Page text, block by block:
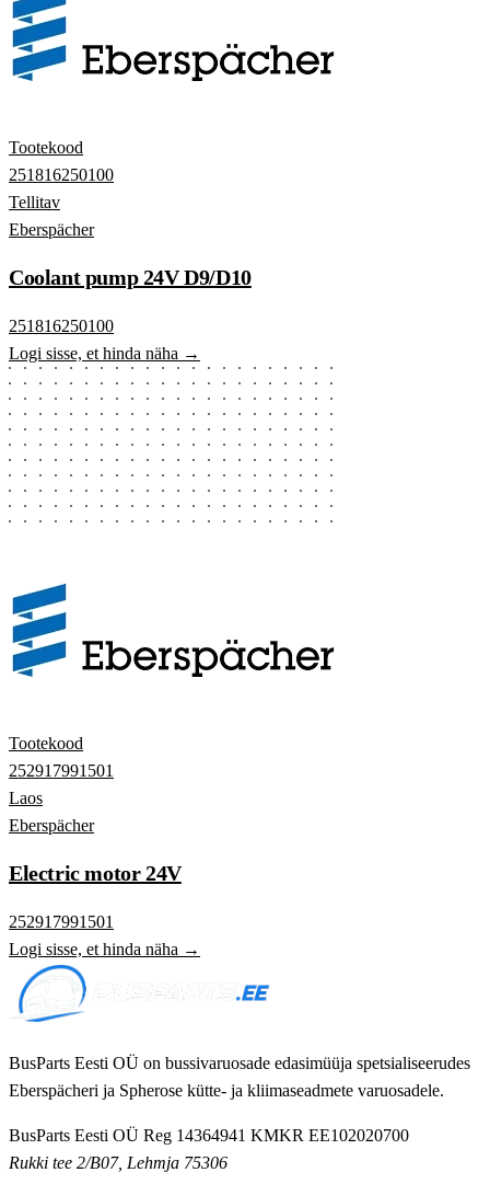
Tootekood
251816250100
Tellitav
Eberspächer
Coolant pump 24V D9/D10
251816250100
Logi sisse, et hinda näha →
Tootekood
252917991501
Laos
Eberspächer
Electric motor 24V
252917991501
Logi sisse, et hinda näha →
BusParts Eesti OÜ on bussivaruosade edasimüüja spetsialiseerudes
Eberspächeri ja Spherose kütte- ja kliimaseadmete varuosadele.
BusParts Eesti OÜ Reg 14364941 KMKR EE102020700
Rukki tee 2/B07, Lehmja 75306